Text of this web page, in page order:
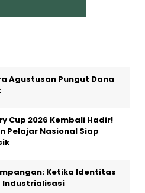
Agustusan Pungut Dana
Cup 2026 Kembali Hadir!
Pelajar Nasional Siap
Ketika Identitas
Industrialisasi